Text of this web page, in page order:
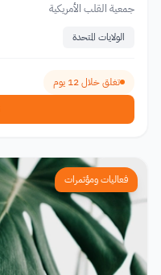
جمعية القلب الأمريكية
الولايات المتحدة
تغلق خلال 12 يوم
فعاليات ومؤتمرات